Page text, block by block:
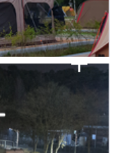
의 날 변경 안내
지
날 변경 안내